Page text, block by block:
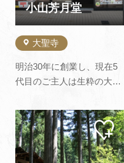
とができるので住居跡では
ないか…
小山芳月堂
大聖寺
明治30年に創業し、現在5
代目のご主人は生粋の大聖
ぎ」や「大福」などの和菓
子で、その日の朝に作った
ものを販売しております。
保存料や添加物は一切使用
マイ
ペー
ジに
追加